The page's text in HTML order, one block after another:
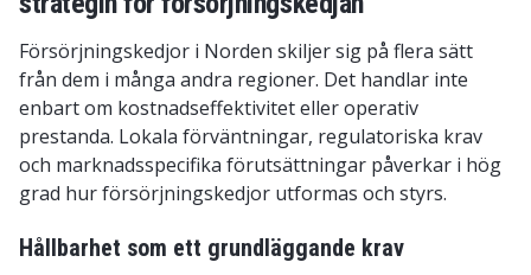
Försörjningskedjor i Norden skiljer sig på flera sätt
från dem i många andra regioner. Det handlar inte
enbart om kostnadseffektivitet eller operativ
prestanda. Lokala förväntningar, regulatoriska krav
och marknadsspecifika förutsättningar påverkar i hög
grad hur försörjningskedjor utformas och styrs.
Hållbarhet som ett grundläggande krav